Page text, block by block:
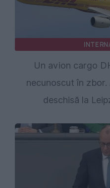
Un avion cargo
necunoscut în
deschisă la